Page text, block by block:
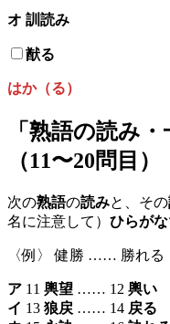
オ 訓読み
猷る
はか（る）
「熟語の読み
（11〜20問目）
次の熟語の読みと、その
名に注意して） ひらがな
〈例〉 健勝 …… 勝れる
ア 11 輿望 …… 12 輿い
イ 13 狼戻 …… 14 戻る